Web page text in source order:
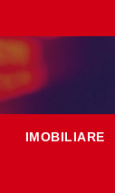
IMOBILIARE